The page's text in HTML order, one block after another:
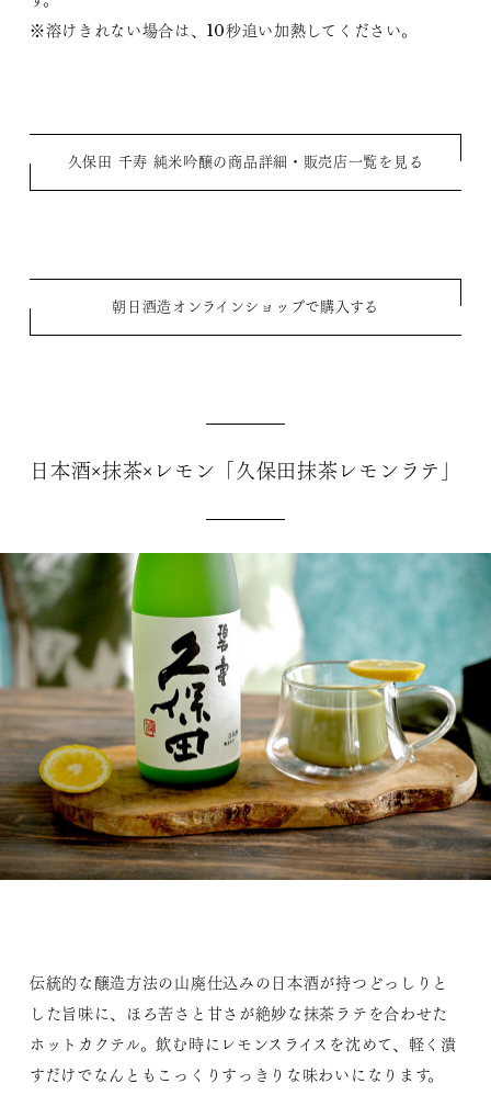
※溶けきれない場合は、10秒追い加熱してください。
久保田 千寿 純米吟醸の商品詳細・販売店一覧を見る
朝日酒造オンラインショップで購入する
日本酒×抹茶×レモン「久保田抹茶レモンラテ」
伝統的な醸造方法の山廃仕込みの日本酒が持つどっしりと
した旨味に、ほろ苦さと甘さが絶妙な抹茶ラテを合わせた
ホットカクテル。飲む時にレモンスライスを沈めて、軽く潰
すだけでなんともこっくりすっきりな味わいになります。